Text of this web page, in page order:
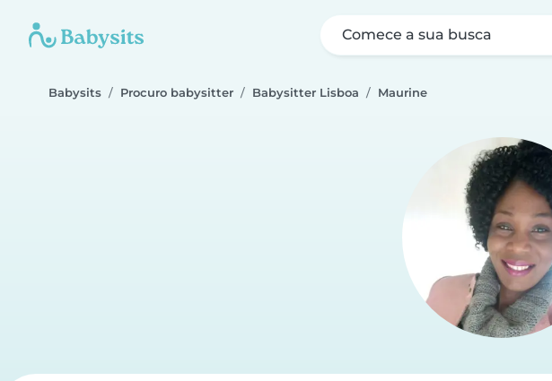
Comece a sua busca
Babysits Procuro babysitter Babysitter Lisboa Maurine